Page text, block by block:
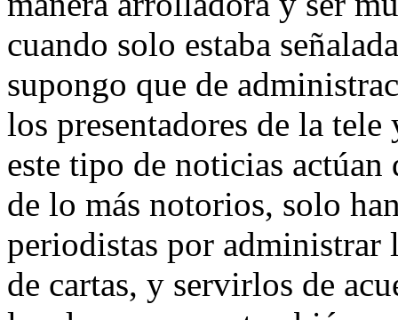
cuando solo estaba
supongo que de
los presentadores de la
este tipo de noticias actúan
de lo más notorios, solo
periodistas por administrar
de cartas, y servirlos de